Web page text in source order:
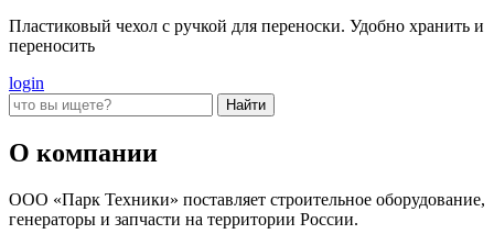
Пластиковый чехол с ручкой для переноски. Удобно хранить и
переносить
login
О компании
ООО «Парк Техники» поставляет строительное оборудование,
генераторы и запчасти на территории России.